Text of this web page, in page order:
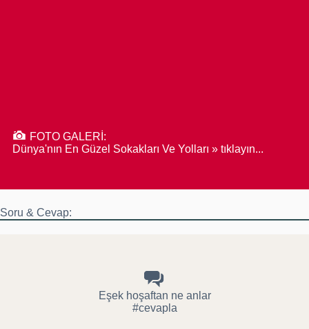
FOTO GALERİ:
Dünya'nın En Güzel Sokakları Ve Yolları » tıklayın...
Soru & Cevap:
Eşek hoşaftan ne anlar
#cevapla